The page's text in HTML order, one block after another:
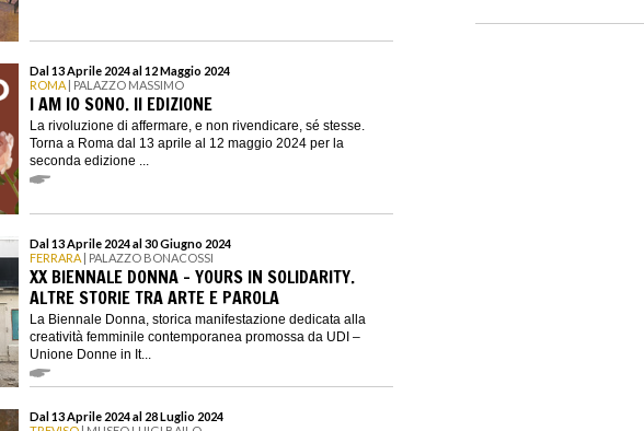
Dal 13 Aprile 2024 al 12 Maggio 2024
ROMA | PALAZZO MASSIMO
I AM IO SONO. II EDIZIONE
La rivoluzione di affermare, e non rivendicare, sé stesse.
Torna a Roma dal 13 aprile al 12 maggio 2024 per la
seconda edizione ...
Dal 13 Aprile 2024 al 30 Giugno 2024
FERRARA | PALAZZO BONACOSSI
XX BIENNALE DONNA - YOURS IN SOLIDARITY.
ALTRE STORIE TRA ARTE E PAROLA
La Biennale Donna, storica manifestazione dedicata alla
creatività femminile contemporanea promossa da UDI –
Unione Donne in It...
Dal 13 Aprile 2024 al 28 Luglio 2024